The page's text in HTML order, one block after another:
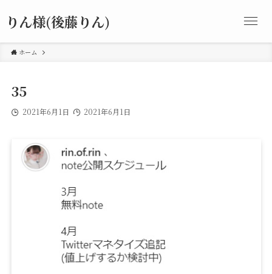
りん様(後藤りん)
ホーム
35
2021年6月1日 2021年6月1日